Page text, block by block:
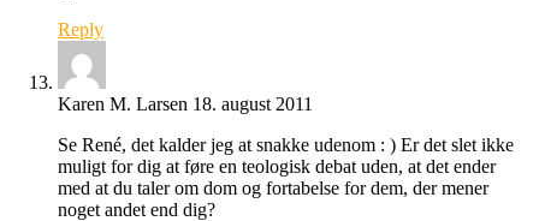
Reply
Karen M. Larsen 18. august 2011
Se René, det kalder jeg at snakke udenom : ) Er det slet ikke
muligt for dig at føre en teologisk debat uden, at det ender
med at du taler om dom og fortabelse for dem, der mener
noget andet end dig?